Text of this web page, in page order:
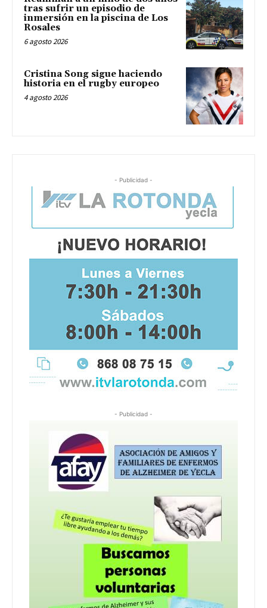
tras sufrir un episodio de
inmersión en la piscina de Los
Rosales
6 agosto 2026
Cristina Song sigue haciendo
historia en el rugby europeo
4 agosto 2026
- Publicidad -
- Publicidad -